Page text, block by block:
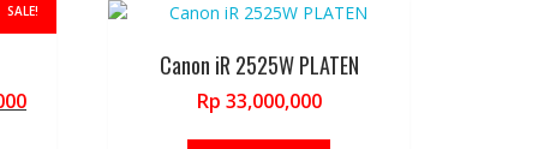
SALE!
Current
Canon iR 2525W PLATEN
Rp 33,000,000